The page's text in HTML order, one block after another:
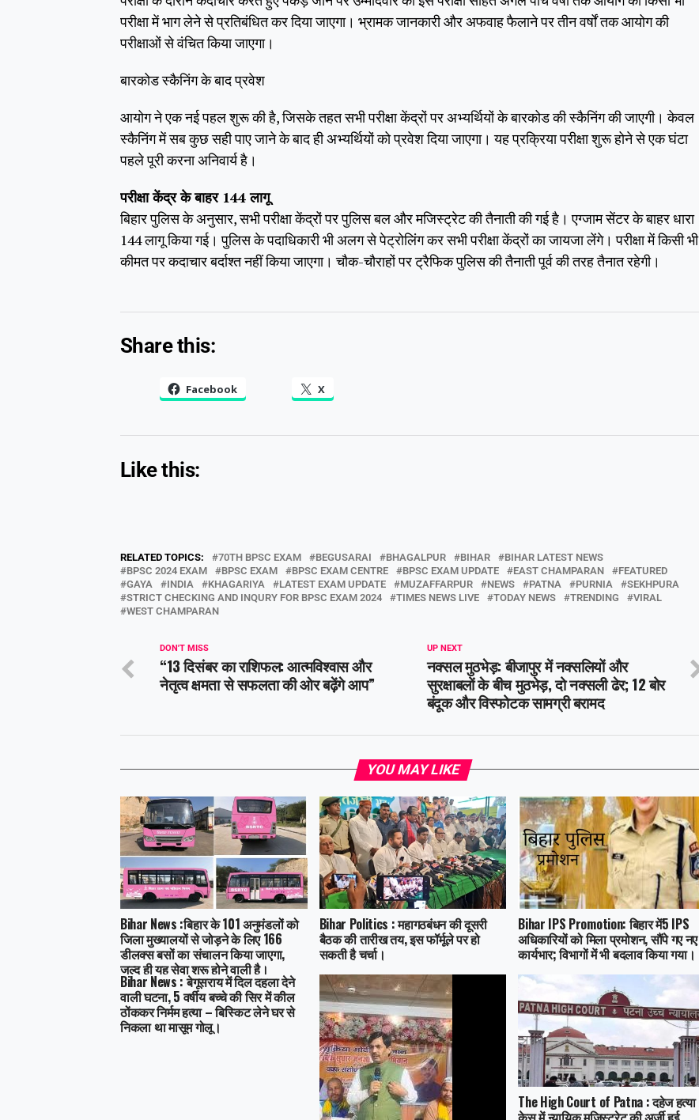
परीक्षा में भाग लेने से प्रतिबंधित कर दिया जाएगा। भ्रामक जानकारी और अफवाह फैलाने पर तीन वर्षों तक आयोग की
परीक्षाओं से वंचित किया जाएगा।
बारकोड स्कैनिंग के बाद प्रवेश
आयोग ने एक नई पहल शुरू की है, जिसके तहत सभी परीक्षा केंद्रों पर अभ्यर्थियों के बारकोड की स्कैनिंग की जाएगी। केवल
स्कैनिंग में सब कुछ सही पाए जाने के बाद ही अभ्यर्थियों को प्रवेश दिया जाएगा। यह प्रक्रिया परीक्षा शुरू होने से एक घंटा
पहले पूरी करना अनिवार्य है।
परीक्षा केंद्र के बाहर 144 लागू
बिहार पुलिस के अनुसार, सभी परीक्षा केंद्रों पर पुलिस बल और मजिस्ट्रेट की तैनाती की गई है। एग्जाम सेंटर के बाहर धारा
144 लागू किया गई। पुलिस के पदाधिकारी भी अलग से पेट्रोलिंग कर सभी परीक्षा केंद्रों का जायजा लेंगे। परीक्षा में किसी भी
कीमत पर कदाचार बर्दाश्त नहीं किया जाएगा। चौक-चौराहों पर ट्रैफिक पुलिस की तैनाती पूर्व की तरह तैनात रहेगी।
Share this:
Facebook X
Like this:
RELATED TOPICS: 70TH BPSC EXAM BEGUSARAI BHAGALPUR BIHAR
BIHAR LATEST NEWS
BPSC 2024 EXAM
BPSC EXAM BPSC EXAM CENTRE BPSC EXAM UPDATE EAST CHAMPARAN
FEATURED
GAYA
INDIA KHAGARIYA LATEST EXAM UPDATE MUZAFFARPUR NEWS PATNA PURNIA
SEKHPURA
STRICT CHECKING AND INQURY FOR BPSC EXAM 2024
TIMES NEWS LIVE TODAY NEWS TRENDING
VIRAL
WEST CHAMPARAN
UP NEXT
नक्सल मुठभेड़: बीजापुर में नक्सलियों और
सुरक्षाबलों के बीच मुठभेड़, दो नक्सली ढेर; 12 बोर
बंदूक और विस्फोटक सामग्री बरामद
DON'T MISS
“13 दिसंबर का राशिफल: आत्मविश्वास और
नेतृत्व क्षमता से सफलता की ओर बढ़ेंगे आप”
YOU MAY LIKE
Bihar News :बिहार के 101 अनुमंडलों को
जिला मुख्यालयों से जोड़ने के लिए 166
डीलक्स बसों का संचालन किया जाएगा,
जल्द ही यह सेवा शुरू होने वाली है।
Bihar Politics : महागठबंधन की दूसरी
बैठक की तारीख तय, इस फॉर्मूले पर हो
सकती है चर्चा।
Bihar IPS Promotion: बिहार में5 IPS
अधिकारियों को मिला प्रमोशन, सौंपे गए नए
कार्यभार; विभागों में भी बदलाव किया गया।
Bihar News : बेगूसराय में दिल दहला देने
वाली घटना, 5 वर्षीय बच्चे की सिर में कील
ठोंककर निर्मम हत्या – बिस्किट लेने घर से
निकला था मासूम गोलू।
The High Court of Patna : दहेज हत्या